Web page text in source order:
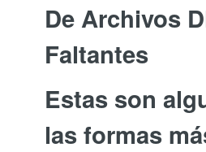
De Archivos
Faltantes
Estas son
las formas